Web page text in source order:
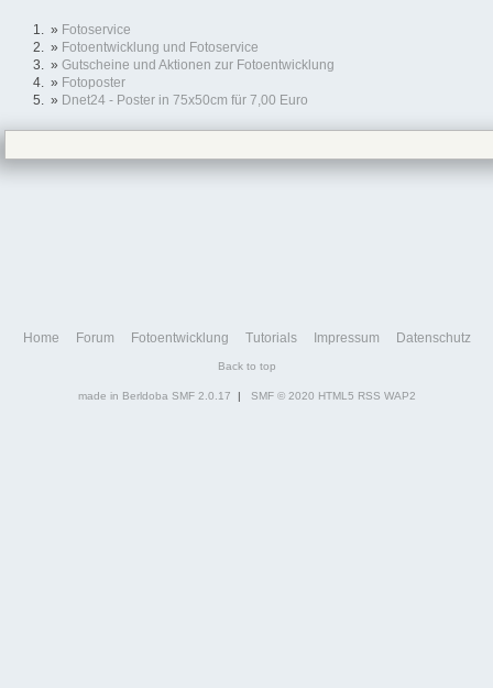
» Fotoservice
» Fotoentwicklung und Fotoservice
» Gutscheine und Aktionen zur Fotoentwicklung
» Fotoposter
» Dnet24 - Poster in 75x50cm für 7,00 Euro
Home Forum Fotoentwicklung Tutorials Impressum Datenschutz
Back to top
made in Berldoba SMF 2.0.17 | SMF © 2020 HTML5 RSS WAP2